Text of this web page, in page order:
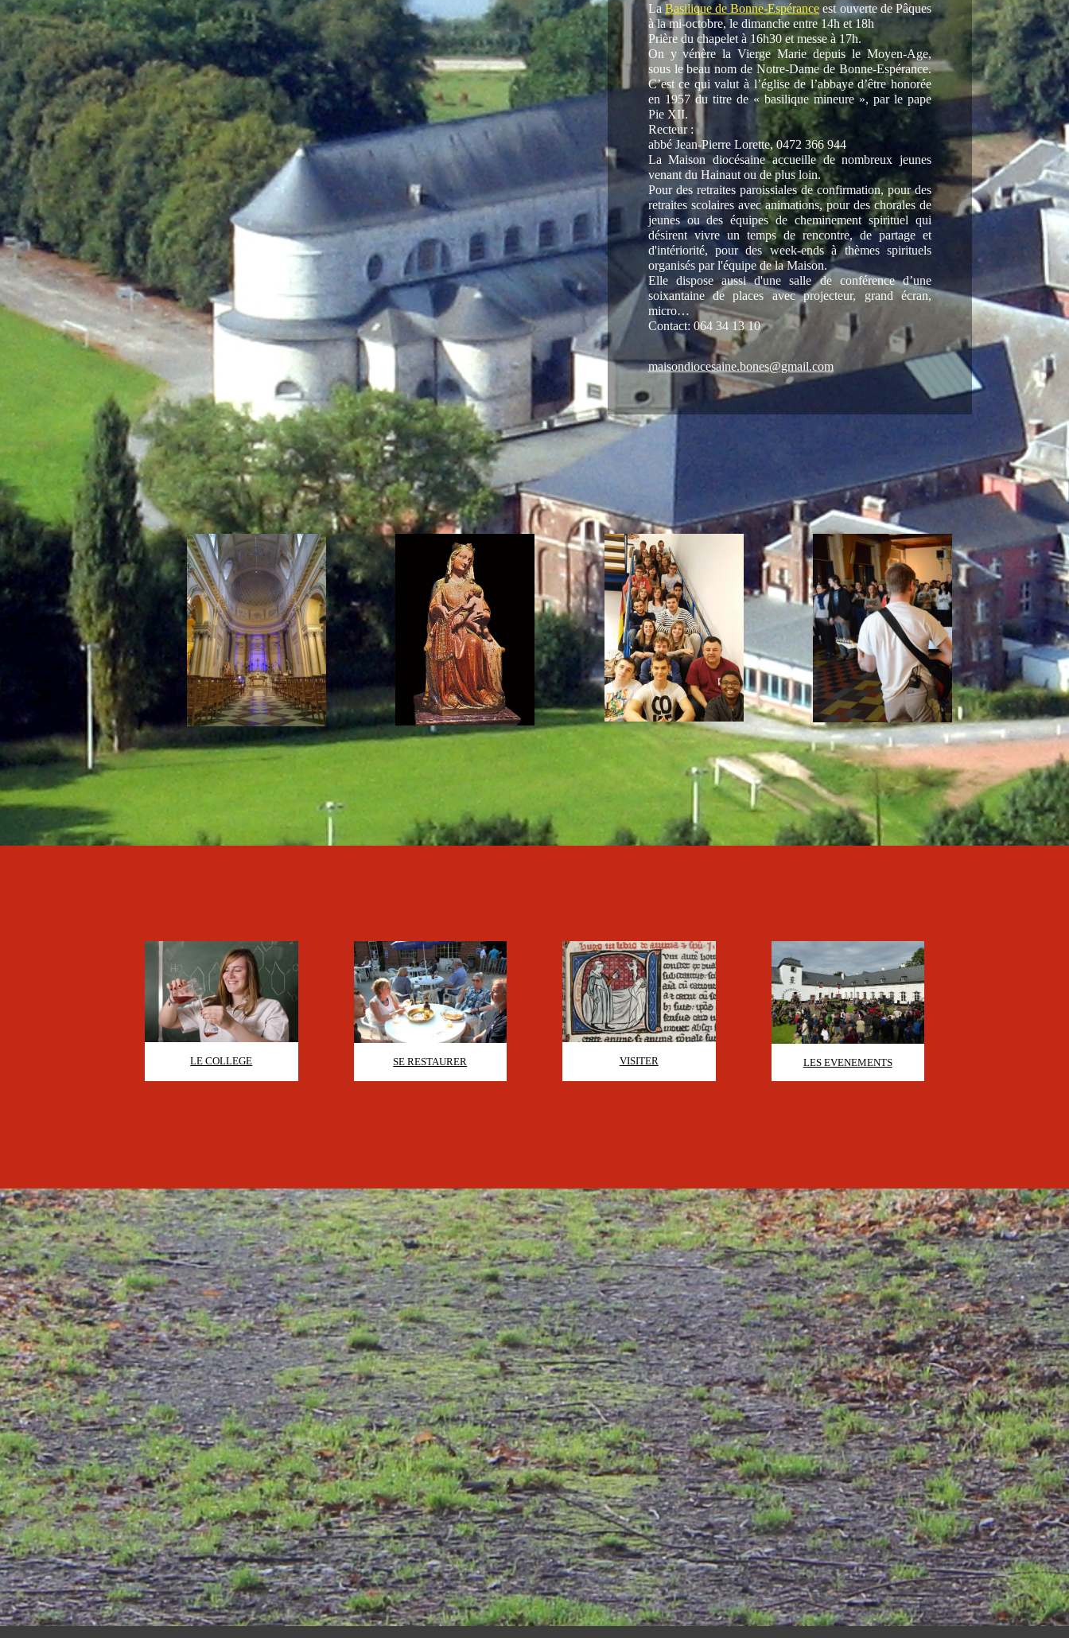
La Basilique de Bonne-Espérance est ouverte de Pâques
à la mi-octobre, le dimanche entre 14h et 18h
Prière du chapelet à 16h30 et messe à 17h.
On y vénère la Vierge Marie depuis le Moyen-Age,
sous le beau nom de Notre-Dame de Bonne-Espérance.
C’est ce qui valut à l’église de l’abbaye d’être honorée
en 1957 du titre de « basilique mineure », par le pape
Pie XII.
Recteur :
abbé Jean-Pierre Lorette, 0472 366 944
La Maison diocésaine accueille de nombreux jeunes
venant du Hainaut ou de plus loin.
Pour des retraites paroissiales de confirmation, pour des
retraites scolaires avec animations, pour des chorales de
jeunes ou des équipes de cheminement spirituel qui
désirent vivre un temps de rencontre, de partage et
d'intériorité, pour des week-ends à thèmes spirituels
organisés par l'équipe de la Maison.
Elle dispose aussi d'une salle de conférence d’une
soixantaine de places avec projecteur, grand écran,
micro…
Contact: 064 34 13 10
maisondiocesaine.bones@gmail.com
LE COLLEGE SE RESTAURER VISITER LES EVENEMENTS